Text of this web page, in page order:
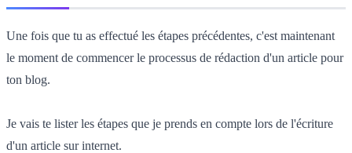
Une fois que tu as effectué les étapes précédentes, c'est maintenant
le moment de commencer le processus de rédaction d'un article pour
ton blog.
Je vais te lister les étapes que je prends en compte lors de l'écriture
d'un article sur internet.